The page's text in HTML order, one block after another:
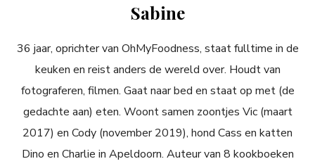
Sabine
36 jaar, oprichter van OhMyFoodness, staat fulltime in de
keuken en reist anders de wereld over. Houdt van
fotograferen, filmen. Gaat naar bed en staat op met (de
gedachte aan) eten. Woont samen zoontjes Vic (maart
2017) en Cody (november 2019), hond Cass en katten
Dino en Charlie in Apeldoorn. Auteur van 8 kookboeken